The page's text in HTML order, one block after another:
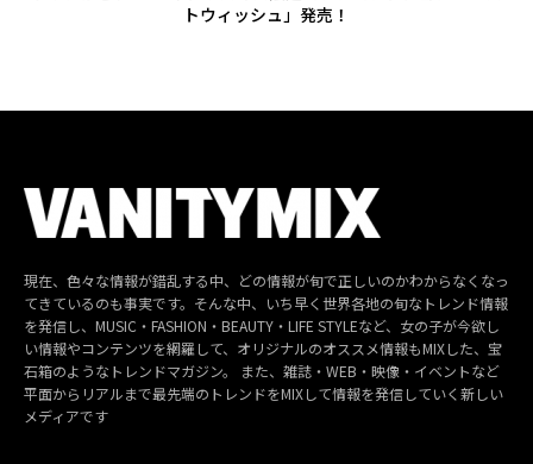
トウィッシュ」発売！
現在、色々な情報が錯乱する中、どの情報が旬で正しいのかわからなくなっ
てきているのも事実です。そんな中、いち早く世界各地の旬なトレンド情報
を発信し、MUSIC・FASHION・BEAUTY・LIFE STYLEなど、女の子が今欲し
い情報やコンテンツを網羅して、オリジナルのオススメ情報もMIXした、宝
石箱のようなトレンドマガジン。 また、雑誌・WEB・映像・イベントなど
平面からリアルまで最先端のトレンドをMIXして情報を発信していく新しい
メディアです